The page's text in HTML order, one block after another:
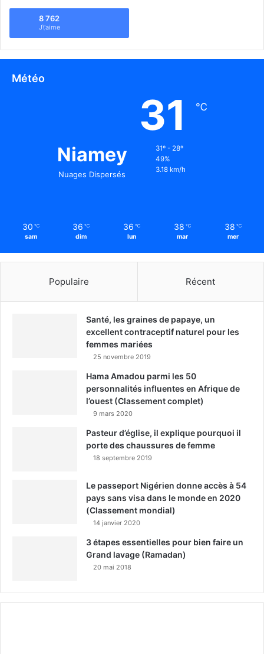
8 762
J\'aime
Météo
Niamey
Nuages Dispersés
31 ℃
31º - 28º
49%
3.18 km/h
30 ℃
sam
36 ℃
dim
36 ℃
lun
38 ℃
mar
38 ℃
mer
Populaire Récent
Santé, les graines de papaye, un
excellent contraceptif naturel pour les
femmes mariées
25 novembre 2019
Hama Amadou parmi les 50
personnalités influentes en Afrique de
l’ouest (Classement complet)
9 mars 2020
Pasteur d’église, il explique pourquoi il
porte des chaussures de femme
18 septembre 2019
Le passeport Nigérien donne accès à 54
pays sans visa dans le monde en 2020
(Classement mondial)
14 janvier 2020
3 étapes essentielles pour bien faire un
Grand lavage (Ramadan)
20 mai 2018